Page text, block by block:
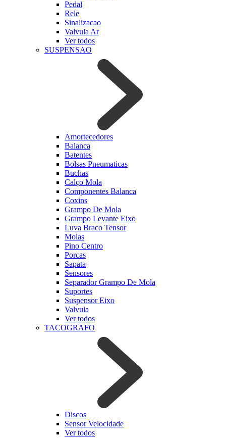
Pedal
Rele
Sinalizacao
Valvula Ar
Ver todos
SUSPENSAO
Amortecedores
Balanca
Batentes
Bolsas Pneumaticas
Buchas
Calço Mola
Componentes Balanca
Coxins
Grampo De Mola
Grampo Levante Eixo
Luva Braco Tensor
Molas
Pino Centro
Porcas
Sapata
Sensores
Separador Grampo De Mola
Suportes
Suspensor Eixo
Valvula
Ver todos
TACOGRAFO
Discos
Sensor Velocidade
Ver todos